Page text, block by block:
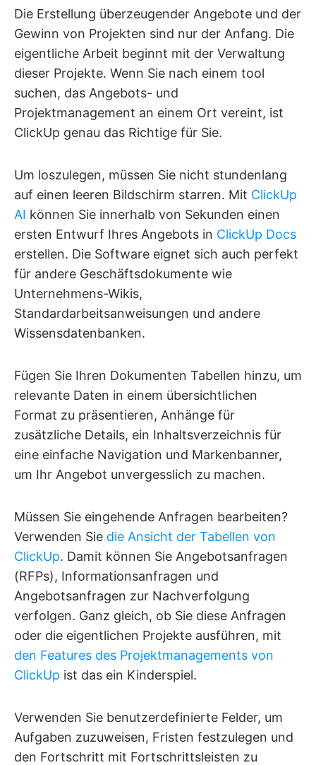
Die Erstellung überzeugender Angebote und der
Gewinn von Projekten sind nur der Anfang. Die
eigentliche Arbeit beginnt mit der Verwaltung
dieser Projekte. Wenn Sie nach einem tool
suchen, das Angebots- und
Projektmanagement an einem Ort vereint, ist
ClickUp genau das Richtige für Sie.
Um loszulegen, müssen Sie nicht stundenlang
auf einen leeren Bildschirm starren. Mit ClickUp
AI können Sie innerhalb von Sekunden einen
ersten Entwurf Ihres Angebots in ClickUp Docs
erstellen. Die Software eignet sich auch perfekt
für andere Geschäftsdokumente wie
Unternehmens-Wikis,
Standardarbeitsanweisungen und andere
Wissensdatenbanken.
Fügen Sie Ihren Dokumenten Tabellen hinzu, um
relevante Daten in einem übersichtlichen
Format zu präsentieren, Anhänge für
zusätzliche Details, ein Inhaltsverzeichnis für
eine einfache Navigation und Markenbanner,
um Ihr Angebot unvergesslich zu machen.
Müssen Sie eingehende Anfragen bearbeiten?
Verwenden Sie die Ansicht der Tabellen von
ClickUp. Damit können Sie Angebotsanfragen
(RFPs), Informationsanfragen und
Angebotsanfragen zur Nachverfolgung
verfolgen. Ganz gleich, ob Sie diese Anfragen
oder die eigentlichen Projekte ausführen, mit
den Features des Projektmanagements von
ClickUp ist das ein Kinderspiel.
Verwenden Sie benutzerdefinierte Felder, um
Aufgaben zuzuweisen, Fristen festzulegen und
den Fortschritt mit Fortschrittsleisten zu